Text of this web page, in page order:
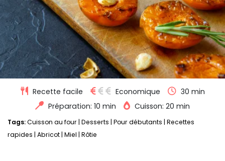
Recette facile Economique
30 min
Préparation: 10 min
Cuisson: 20 min
Tags:Cuisson au four Desserts Pour débutants Recettes
rapides Abricot Miel Rôtie